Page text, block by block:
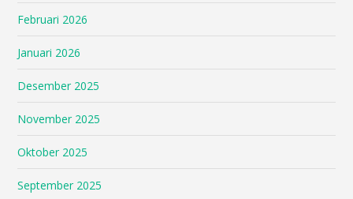
Februari 2026
Januari 2026
Desember 2025
November 2025
Oktober 2025
September 2025